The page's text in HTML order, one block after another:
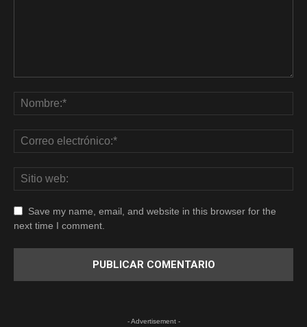
Save my name, email, and website in this browser for the
next time I comment.
- Advertisement -